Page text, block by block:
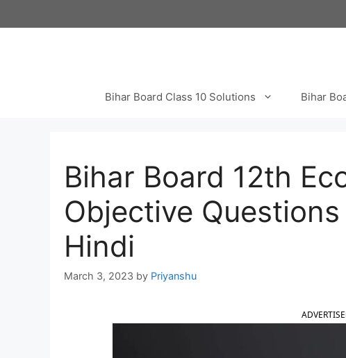
to
Bihar Board Class 10 Solutions Bihar
Bihar Board 12th
Objective
Hindi
March 3, 2023 by Priyanshu